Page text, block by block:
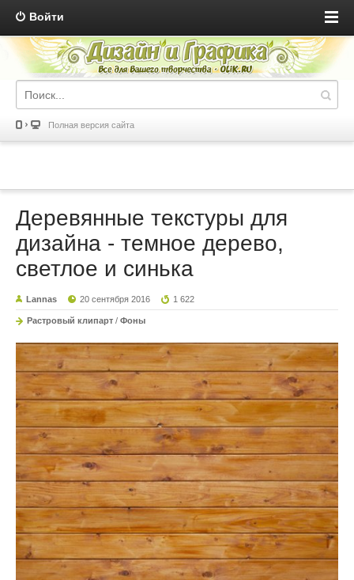
Войти
Полная версия сайта
Деревянные текстуры для
дизайна - темное дерево,
светлое и синька
Lannas 20 сентября 2016 1 622
Растровый клипарт / Фоны